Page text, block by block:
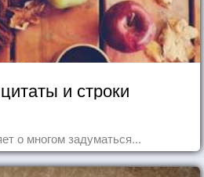
и строки
о многом задуматься...